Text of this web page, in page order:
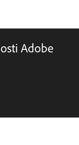
Adobe